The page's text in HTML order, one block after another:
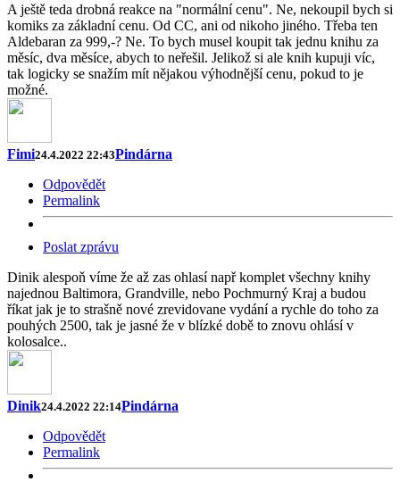
A ještě teda drobná reakce na "normální cenu". Ne, nekoupil bych si
komiks za základní cenu. Od CC, ani od nikoho jiného. Třeba ten
Aldebaran za 999,-? Ne. To bych musel koupit tak jednu knihu za
měsíc, dva měsíce, abych to neřešil. Jelikož si ale knih kupuji víc,
tak logicky se snažím mít nějakou výhodnější cenu, pokud to je
možné.
Fimi24.4.2022 22:43Pindárna
Odpovědět
Permalink
Poslat zprávu
Dinik alespoň víme že až zas ohlasí např komplet všechny knihy
najednou Baltimora, Grandville, nebo Pochmurný Kraj a budou
říkat jak je to strašně nové zrevidovane vydání a rychle do toho za
pouhých 2500, tak je jasné že v blízké době to znovu ohlásí v
kolosalce..
Dinik24.4.2022 22:14Pindárna
Odpovědět
Permalink